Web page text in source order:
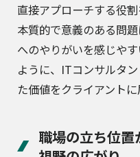
直接アプローチする役
本質的で意義のある問
へのやりがいを感じや
ように、ITコンサルタ
た価値をクライアント
職場の立ち位置